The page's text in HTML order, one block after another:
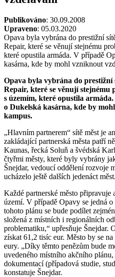
Publikováno: 30.09.2008
Upraveno: 05.03.2020
Opava byla vybrána do prestižní
Repair, které se věnují stejnému
které opustila armáda. V případě
kasárna, kde by mohl vzniknout
Opava byla vybrána do prestižní
Repair, které se věnují stejnému
s územím, které opustila
o Dukelská kasárna, kde by
kampus.
„Hlavním partnerem“ sítě měst je
zakládající partnerská města patří
Kaunas, řecká Soluň a švédská
čtyřmi městy, které byly vybrány
Šnejdar, vedoucí oddělení rozvoje
ucházelo ještě dalších jedenáct měst.
Každé partnerské město
území. V případě Opavy se jedná
tohoto plánu se bude podílet
složená z místních i regionálních
problematiku,“ upřesňuje Šnejdar.
získat 61,2 tisíc eur. Město by se
eury. „Díky těmto penězům bude
uvedeného místního akčního
dokumentací (případová studie,
konstatuje Šnejdar.